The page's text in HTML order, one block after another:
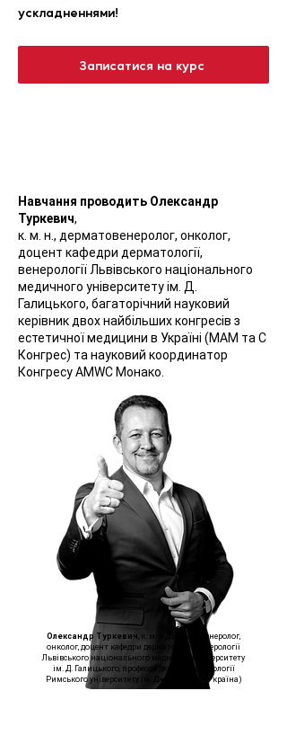
Записатися на курс
ускладненнями!
Навчання проводить Олександр
Туркевич,
к. м. н., дерматовенеролог, онколог,
доцент кафедри дерматології,
венерології Львівського національного
медичного університету ім. Д.
Галицького, багаторічний науковий
керівник двох найбільших конгресів з
естетичної медицини в Україні (МАМ та С
Конгрес) та науковий координатор
Конгресу AMWC Монако.
Олександр Туркевич, к. м. н., дерматовенеролог,
онколог, доцент кафедри дерматології, венерології
Львівського національного медичного університету
ім. Д. Галицького, професор дерматовенерології
Римського університету ім. Дж. Марконі (Україна)